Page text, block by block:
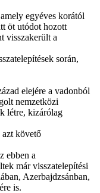
egyéves korától
öt utódot hozott
visszakerült a
során,
elejére a vadonból
nemzetközi
létre, kizárólag
azt követő
ebben a
már visszatelepítési
Azerbajdzsánban,
is.